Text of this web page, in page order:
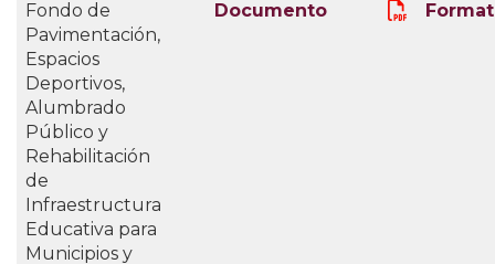
Fondo de
Pavimentación,
Espacios
Deportivos,
Alumbrado
Público y
Rehabilitación
de
Infraestructura
Educativa para
Municipios y
Documento